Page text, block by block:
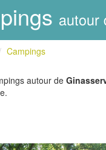
autour
Campings
autour de